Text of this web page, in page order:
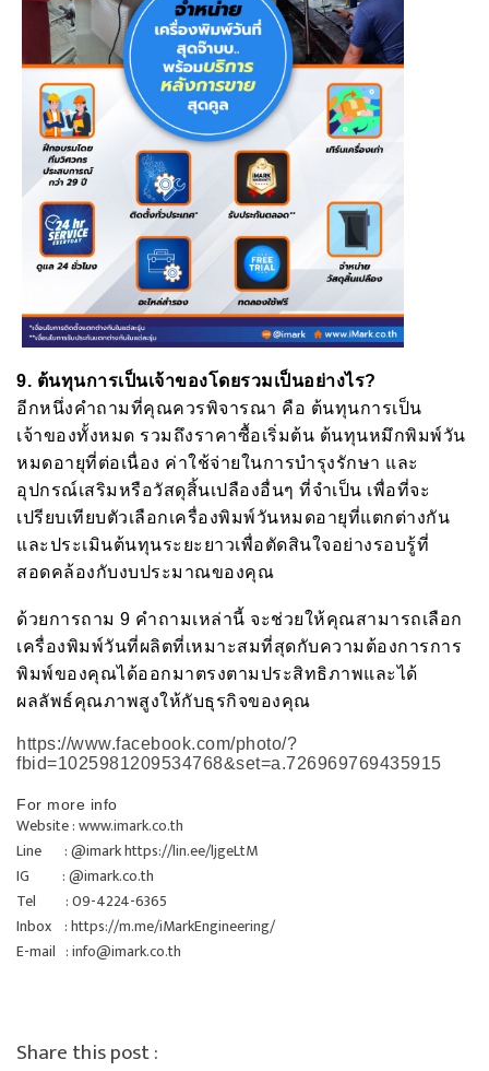
9. ต้นทุนการเป็นเจ้าของโดยรวมเป็นอย่างไร?
อีกหนึ่งคำถามที่คุณควรพิจารณา คือ ต้นทุนการเป็น
เจ้าของทั้งหมด รวมถึงราคาซื้อเริ่มต้น ต้นทุนหมึกพิมพ์วัน
หมดอายุที่ต่อเนื่อง ค่าใช้จ่ายในการบำรุงรักษา และ
อุปกรณ์เสริมหรือวัสดุสิ้นเปลืองอื่นๆ ที่จำเป็น เพื่อที่จะ
เปรียบเทียบตัวเลือกเครื่องพิมพ์วันหมดอายุที่แตกต่างกัน
และประเมินต้นทุนระยะยาวเพื่อตัดสินใจอย่างรอบรู้ที่
สอดคล้องกับงบประมาณของคุณ
ด้วยการถาม 9 คำถามเหล่านี้ จะช่วยให้คุณสามารถเลือก
เครื่องพิมพ์วันที่ผลิตที่เหมาะสมที่สุดกับความต้องการการ
พิมพ์ของคุณได้ออกมาตรงตามประสิทธิภาพและได้
ผลลัพธ์คุณภาพสูงให้กับธุรกิจของคุณ
https://www.facebook.com/photo/?
fbid=1025981209534768&set=a.726969769435915
For more info
Website :www.imark.co.th
Line : @imarkhttps://lin.ee/ljgeLtM
IG : @imark.co.th
Tel : 09-4224-6365
Inbox :https://m.me/iMarkEngineering/
E-mail :info@imark.co.th
Share this post :